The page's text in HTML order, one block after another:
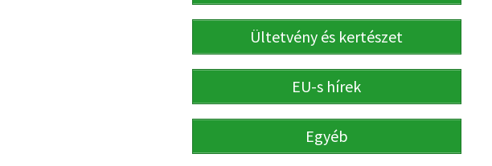
Ültetvény és kertészet
EU-s hírek
Egyéb